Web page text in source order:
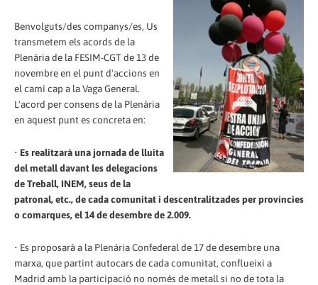
Benvolguts/des companys/es, Us
transmetem els acords de la
Plenària de la FESIM-CGT de 13 de
novembre en el punt d'accions en
el camí cap a la Vaga General.
L'acord per consens de la Plenària
en aquest punt es concreta en:
• Es realitzarà una jornada de lluita
del metall davant les delegacions
de Treball, INEM, seus de la
patronal, etc., de cada comunitat i descentralitzades per províncies
o comarques, el 14 de desembre de 2.009.
• Es proposarà a la Plenària Confederal de 17 de desembre una
marxa, que partint autocars de cada comunitat, conflueixi a
Madrid amb la participació no només de metall si no de tota la